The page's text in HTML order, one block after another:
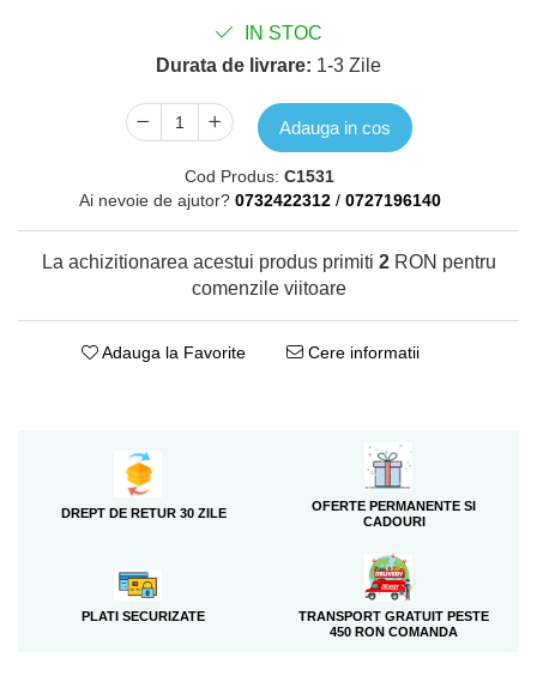
IN STOC
Durata de livrare: 1-3 Zile
Adauga in cos
Cod Produs: C1531
Ai nevoie de ajutor? 0732422312 / 0727196140
La achizitionarea acestui produs primiti 2RON pentru
comenzile viitoare
Adauga la Favorite Cere informatii
DREPT DE RETUR 30 ZILE
OFERTE PERMANENTE SI
CADOURI
PLATI SECURIZATE
TRANSPORT GRATUIT PESTE
450 RON COMANDA